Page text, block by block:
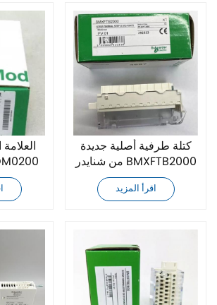
وحدة
كتلة طرفية أصلية جديدة
من شنايدر BMXFTB2000
اقرأ المزيد